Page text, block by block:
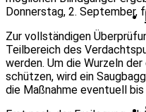
Donnerstag, 2. September,
Zur vollständigen
Teilbereich des
werden. Um die Wurzeln
schützen, wird ein
die Maßnahme eventuell